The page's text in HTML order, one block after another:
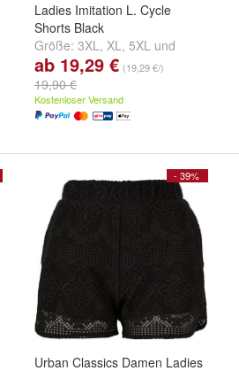
Ladies Imitation L. Cycle
Shorts Black
Größe: 3XL, XL, 5XL und
weitere ...
ab 19,29 € (19,29 €/)
19,90 €
Kostenloser Versand
- 39%
Urban Classics Damen Ladies